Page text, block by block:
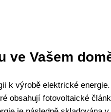
ve Vašem
k výrobě elektrické
obsahují fotovoltaické